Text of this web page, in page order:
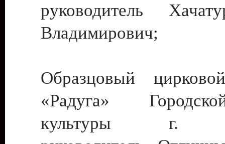
руководитель
Владимирович;
Образцовый
«Радуга»
культуры г.